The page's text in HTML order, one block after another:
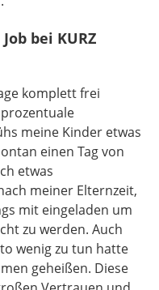
bei KURZ
komplett frei
meine Kinder etwas
einen Tag von
etwas
meiner Elternzeit,
mit eingeladen um
zu werden. Auch
wenig zu tun hatte
geheißen. Diese